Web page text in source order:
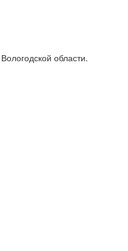
области.